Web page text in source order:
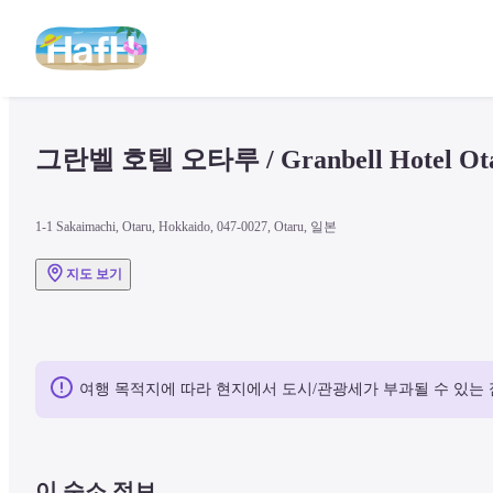
그란벨 호텔 오타루 / Granbell Hotel
1-1 Sakaimachi, Otaru, Hokkaido, 047-0027, Otaru, 일본
지도 보기
여행 목적지에 따라 현지에서 도시/관광세가 부과될 수 있는